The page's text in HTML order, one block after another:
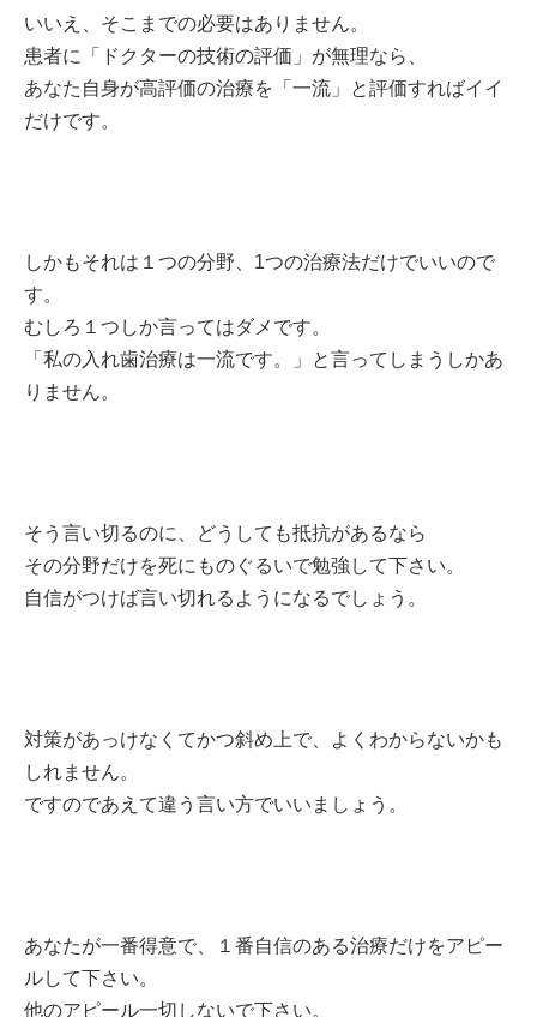
いいえ、そこまでの必要はありません。
患者に「ドクターの技術の評価」が無理なら、
あなた自身が高評価の治療を「一流」と評価すればイイ
だけです。
しかもそれは１つの分野、1つの治療法だけでいいので
す。
むしろ１つしか言ってはダメです。
「私の入れ歯治療は一流です。」と言ってしまうしかあ
りません。
そう言い切るのに、どうしても抵抗があるなら
その分野だけを死にものぐるいで勉強して下さい。
自信がつけば言い切れるようになるでしょう。
対策があっけなくてかつ斜め上で、よくわからないかも
しれません。
ですのであえて違う言い方でいいましょう。
あなたが一番得意で、１番自信のある治療だけをアピー
ルして下さい。
他のアピール一切しないで下さい。